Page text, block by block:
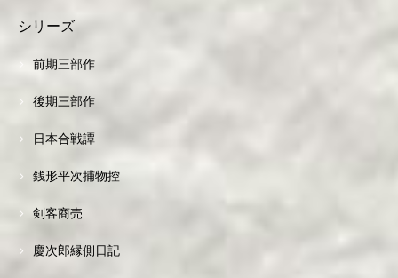
シリーズ
前期三部作
後期三部作
日本合戦譚
銭形平次捕物控
剣客商売
慶次郎縁側日記